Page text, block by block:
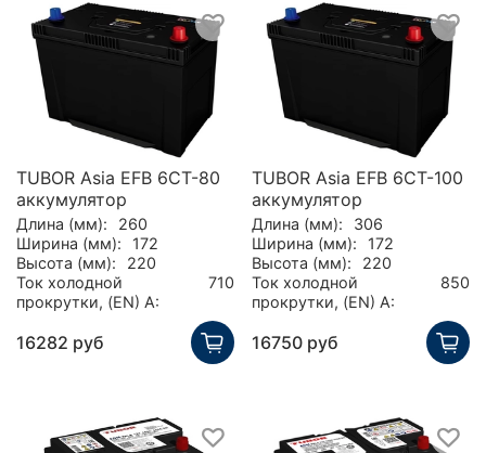
TUBOR Asia EFB 6СТ-80
аккумулятор
Длина (мм):
260
Ширина (мм):
172
Высота (мм):
220
Ток холодной
прокрутки, (EN) А:
710
16282 руб
TUBOR Asia EFB 6СТ-100
аккумулятор
Длина (мм):
306
Ширина (мм):
172
Высота (мм):
220
Ток холодной
прокрутки, (EN) А:
850
16750 руб